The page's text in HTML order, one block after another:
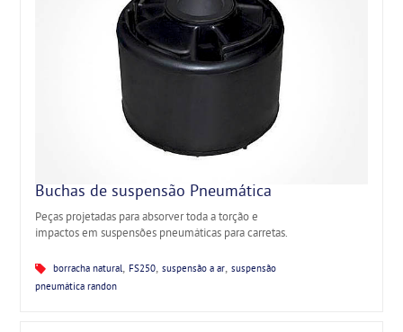
Buchas de suspensão Pneumática
Peças projetadas para absorver toda a torção e
impactos em suspensões pneumáticas para carretas.
borracha natural, FS250,suspensão a ar,suspensão
pneumática randon